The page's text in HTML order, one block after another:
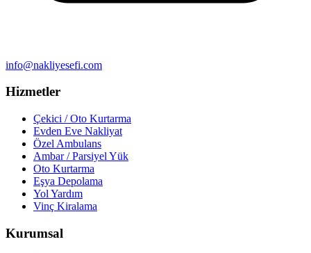
info@nakliyesefi.com
Hizmetler
Çekici / Oto Kurtarma
Evden Eve Nakliyat
Özel Ambulans
Ambar / Parsiyel Yük
Oto Kurtarma
Eşya Depolama
Yol Yardım
Vinç Kiralama
Kurumsal